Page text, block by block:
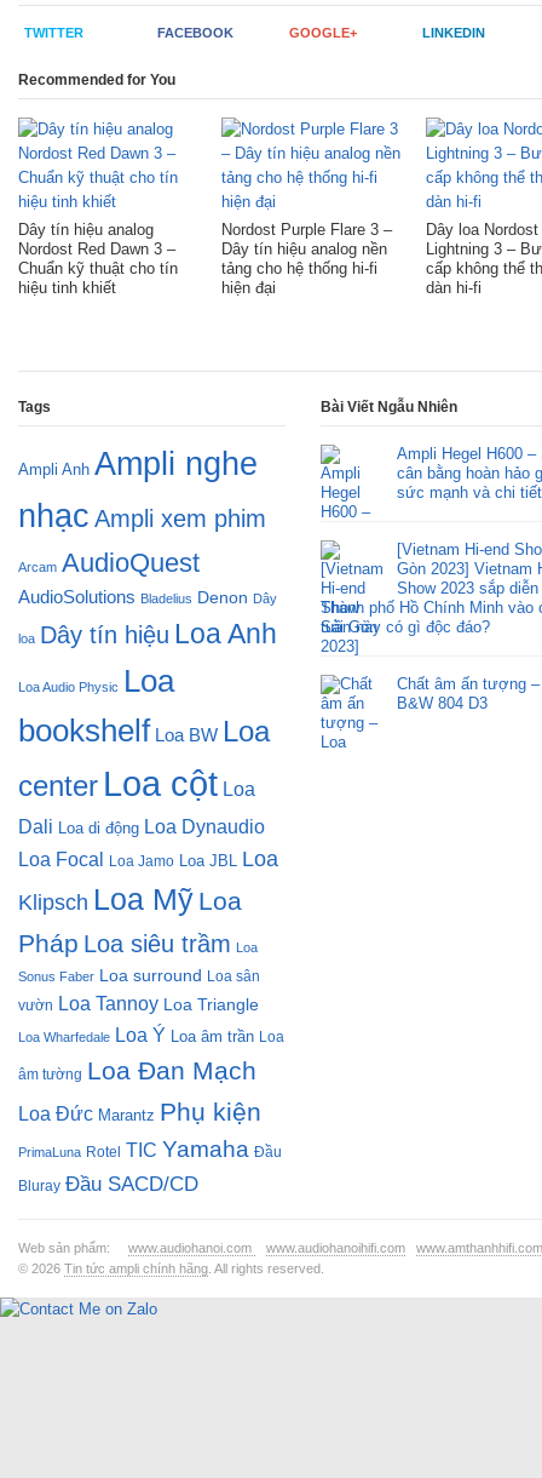
TWITTER FACEBOOK GOOGLE+ LINKEDIN
Recommended for You
Dây tín hiệu analog
Nordost Red Dawn 3 –
Chuẩn kỹ thuật cho tín
hiệu tinh khiết
Nordost Purple Flare 3 –
Dây tín hiệu analog nền
tảng cho hệ thống hi-fi
hiện đại
Dây loa
Lightning 3 –
cấp không thể
dàn hi-fi
Tags
Ampli Anh Ampli nghe
nhạc Ampli xem phim
Arcam AudioQuest
AudioSolutions Bladelius Denon Dây
loa Dây tín hiệu Loa Anh
Loa Audio Physic Loa
bookshelf Loa BW Loa
center Loa cột Loa
Dali Loa di động Loa Dynaudio
Loa Focal
Loa Jamo Loa JBL Loa
Klipsch Loa Mỹ Loa
Pháp Loa siêu trầm
Loa
Sonus Faber Loa surround Loa sân
vườn Loa Tannoy Loa Triangle
Loa Wharfedale Loa Ý Loa âm trần Loa
âm tường Loa Đan Mạch
Loa Đức Marantz Phụ kiện
PrimaLuna Rotel TIC Yamaha Đầu
Bluray Đầu SACD/CD
Bài Viết Ngẫu Nhiên
Ampli Hegel H600 –
cân bằng hoàn hảo
sức mạnh và chi tiết
[Vietnam Hi-end
Gòn 2023] Vietnam
Show 2023 sắp
Thành phố Hồ Chính Minh vào
tuần này có gì độc đáo?
Chất âm ấn tượng –
B&W 804 D3
Web sản phẩm: www.audiohanoi.com www.audiohanoihifi.com
www.amthanhhifi.com
© 2026 Tin tức ampli chính hãng . All rights reserved.